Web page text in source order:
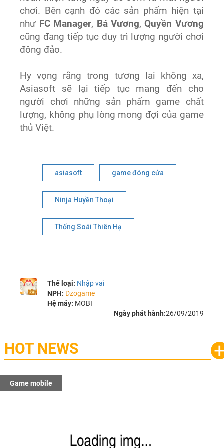
chơi. Bên cạnh đó các sản phẩm hiện tại
như FC Manager, Bá Vương,Quyền Vương
cũng đang tiếp tục duy trì lượng người chơi
đông đảo.
Hy vọng rằng trong tương lai không xa,
Asiasoft sẽ lại tiếp tục mang đến cho
người chơi những sản phẩm game chất
lượng, không phụ lòng mong đợi của game
thủ Việt.
asiasoft game đóng cửa
Ninja Huyền Thoại
Thống Soái Thiên Hạ
Thể loại: Nhập vai
NPH: Dzogame
Hệ máy: MOBI
Ngày phát hành:26/09/2019
HOT NEWS
Game mobile